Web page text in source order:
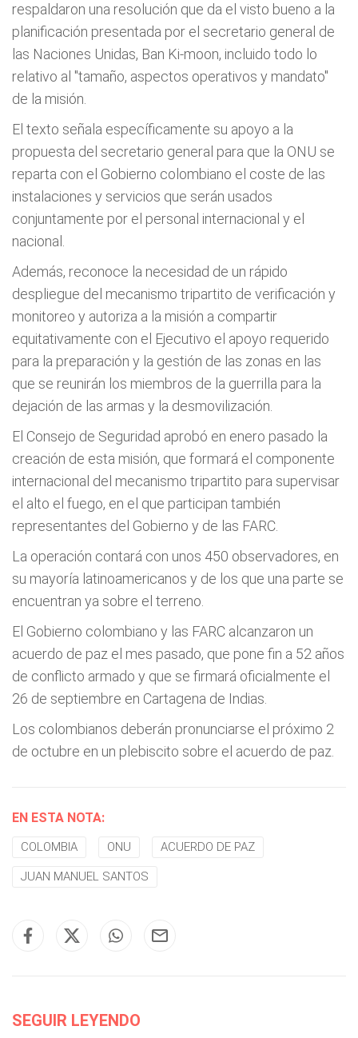
respaldaron una resolución que da el visto bueno a la
planificación presentada por el secretario general de
las Naciones Unidas, Ban Ki-moon, incluido todo lo
relativo al "tamaño, aspectos operativos y mandato"
de la misión.
El texto señala específicamente su apoyo a la
propuesta del secretario general para que la ONU se
reparta con el Gobierno colombiano el coste de las
instalaciones y servicios que serán usados
conjuntamente por el personal internacional y el
nacional.
Además, reconoce la necesidad de un rápido
despliegue del mecanismo tripartito de verificación y
monitoreo y autoriza a la misión a compartir
equitativamente con el Ejecutivo el apoyo requerido
para la preparación y la gestión de las zonas en las
que se reunirán los miembros de la guerrilla para la
dejación de las armas y la desmovilización.
El Consejo de Seguridad aprobó en enero pasado la
creación de esta misión, que formará el componente
internacional del mecanismo tripartito para supervisar
el alto el fuego, en el que participan también
representantes del Gobierno y de las FARC.
La operación contará con unos 450 observadores, en
su mayoría latinoamericanos y de los que una parte se
encuentran ya sobre el terreno.
El Gobierno colombiano y las FARC alcanzaron un
acuerdo de paz el mes pasado, que pone fin a 52 años
de conflicto armado y que se firmará oficialmente el
26 de septiembre en Cartagena de Indias.
Los colombianos deberán pronunciarse el próximo 2
de octubre en un plebiscito sobre el acuerdo de paz.
EN ESTA NOTA:
COLOMBIA ONU ACUERDO DE PAZ
JUAN MANUEL SANTOS
SEGUIR LEYENDO